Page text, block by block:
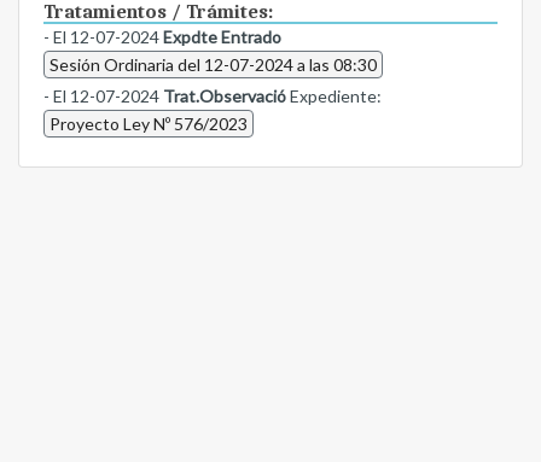
Tratamientos / Trámites:
- El 12-07-2024Expdte Entrado
Sesión Ordinaria del 12-07-2024 a las 08:30
- El 12-07-2024 Trat.ObservacióExpediente:
Proyecto Ley Nº 576/2023